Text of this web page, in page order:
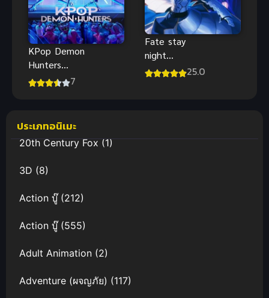
KPop Demon
Hunters
(2026) เกิร์ล
7
Fate stay
night
Unlimited 25.0
ประเภทอนิเมะ
20th Century Fox(1)
3D (8)
Action บู๊(212)
Action บู๊(555)
Adult Animation (2)
Adventure (ผจญภัย) (117)